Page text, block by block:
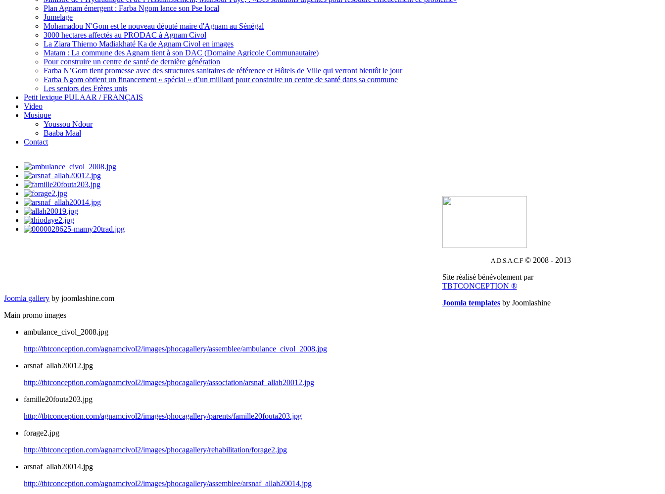
Plan Agnam émergent : Farba Ngom lance son Pse local
Jumelage
Mohamadou N'Gom est le nouveau député maire d'Agnam au Sénégal
3000 hectares affectés au PRODAC à Agnam Civol
La Ziara Thierno Madiakhaté Ka de Agnam Civol en images
Matam : La commune des Agnam tient à son DAC (Domaine Agricole Communautaire)
Pour construire un centre de santé de dernière génération
Farba N’Gom tient promesse avec des structures sanitaires de référence et Hôtels de Ville qui verront bientôt le jour
Farba Ngom obtient un financement « spécial » d’un milliard pour construire un centre de santé dans sa commune
Les seniors des Frères unis
Petit lexique PULAAR / FRANÇAIS
Video
Musique
Youssou Ndour
Baaba Maal
Contact
Joomla gallery by joomlashine.com
Main promo images
ambulance_civol_2008.jpg
http://tbtconception.com/agnamcivol2/images/phocagallery/assemblee/ambulance_civol_2008.jpg
arsnaf_allah20012.jpg
http://tbtconception.com/agnamcivol2/images/phocagallery/association/arsnaf_allah20012.jpg
famille20fouta203.jpg
http://tbtconception.com/agnamcivol2/images/phocagallery/parents/famille20fouta203.jpg
forage2.jpg
http://tbtconception.com/agnamcivol2/images/phocagallery/rehabilitation/forage2.jpg
arsnaf_allah20014.jpg
http://tbtconception.com/agnamcivol2/images/phocagallery/assemblee/arsnaf_allah20014.jpg
A.D.S.A.C.F © 2008 - 2013
Site réalisé bénévolement par
TBTCONCEPTION ®
Joomla templatesby Joomlashine